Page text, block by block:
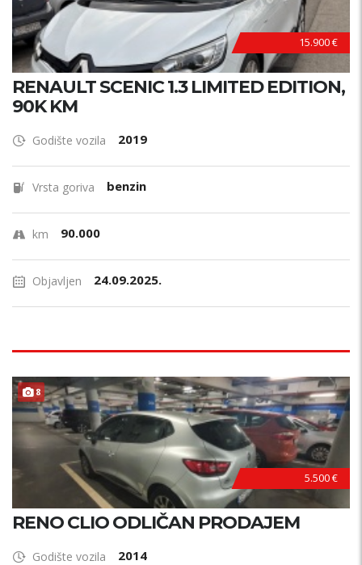
15.900 €
RENAULT SCENIC 1.3 LIMITED EDITION,
90K KM
Godište vozila 2019
Vrsta goriva benzin
km 90.000
Objavljen 24.09.2025.
8
5.500 €
RENO CLIO ODLIČAN PRODAJEM
Godište vozila 2014